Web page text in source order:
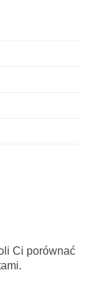
Ci porównać